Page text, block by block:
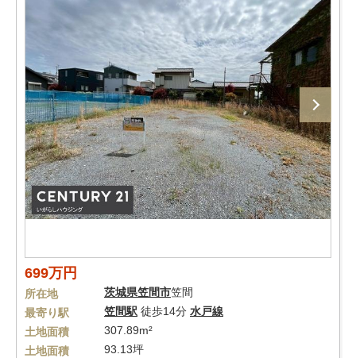
699万円
所在地 茨城県笠間市笠間
最寄り駅
笠間駅 徒歩14分 水戸線
土地面積
307.89m²
土地面積
93.13坪